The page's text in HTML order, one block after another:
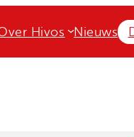
Hivos Nieuws